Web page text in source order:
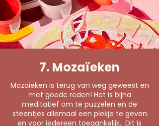
7. Mozaïeken
Mozaieken is terug van weg geweest en
met goede reden! Het is bijna
meditatief om te puzzelen en de
steentjes allemaal een plekje te geven
en voor iedereen toegankelijk. Dit is